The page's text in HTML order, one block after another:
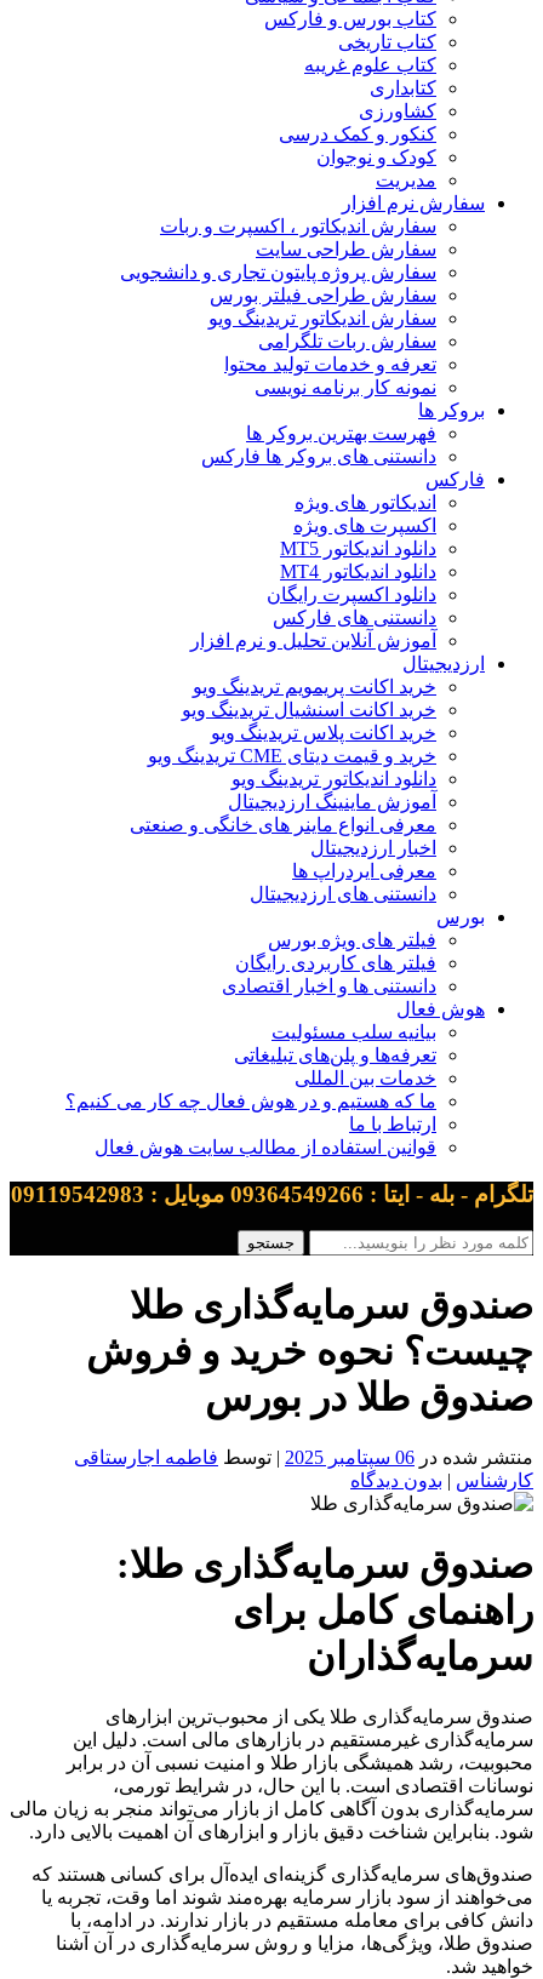
کتاب بورس و فارکس
کتاب تاریخی
کتاب علوم غریبه
کتابداری
کشاورزی
کنکور و کمک‌ درسی
کودک و نوجوان
مدیریت
سفارش نرم افزار
سفارش اندیکاتور ، اکسپرت و ربات
سفارش طراحی سایت
سفارش پروژه پایتون تجاری و دانشجویی
سفارش طراحی فیلتر بورس
سفارش اندیکاتور تریدینگ ویو
سفارش ربات تلگرامی
تعرفه و خدمات تولید محتوا
نمونه کار برنامه نویسی
بروکر ها
فهرست بهترین بروکر ها
دانستنی های بروکر ها فارکس
فارکس
اندیکاتور های ویژه
اکسپرت های ویژه
دانلود اندیکاتور MT5
دانلود اندیکاتور MT4
دانلود اکسپرت رایگان
دانستنی های فارکس
آموزش آنلاین تحلیل و نرم افزار
ارزدیجیتال
خرید اکانت پریمویم تریدینگ ویو
خرید اکانت اسنشیال تریدینگ ویو
خرید اکانت پلاس تریدینگ ویو
خرید و قیمت دیتای CME تریدینگ ویو
دانلود اندیکاتور تریدینگ ویو
آموزش ماینینگ ارزدیجیتال
معرفی انواع ماینر های خانگی و صنعتی
اخبار ارزدیجیتال
معرفی ایردراپ ها
دانستنی های ارزدیجیتال
بورس
فیلتر های ویژه بورس
فیلتر های کاربردی رایگان
دانستنی ها و اخبار اقتصادی
هوش فعال
بیانیه سلب مسئولیت
تعرفه‌ها و پلن‌های تبلیغاتی
خدمات بین المللی
ما که هستیم و در هوش فعال چه کار می کنیم؟
ارتباط با ما
قوانین استفاده از مطالب سایت هوش فعال
تلگرام - بله - ایتا : 09364549266 موبایل : 09119542983
صندوق سرمایه‌گذاری طلا
چیست؟ نحوه خرید و فروش
صندوق طلا در بورس
منتشر شده در 06 سپتامبر 2025 | توسط فاطمه اجارستاقی
کارشناس | بدون دیدگاه
صندوق سرمایه‌گذاری طلا:
راهنمای کامل برای
سرمایه‌گذاران
صندوق سرمایه‌گذاری طلا یکی از محبوب‌ترین ابزارهای
سرمایه‌گذاری غیرمستقیم در بازارهای مالی است. دلیل این
محبوبیت، رشد همیشگی بازار طلا و امنیت نسبی آن در برابر
نوسانات اقتصادی است. با این حال، در شرایط تورمی،
سرمایه‌گذاری بدون آگاهی کامل از بازار می‌تواند منجر به زیان مالی
شود. بنابراین شناخت دقیق بازار و ابزارهای آن اهمیت بالایی دارد.
صندوق‌های سرمایه‌گذاری گزینه‌ای ایده‌آل برای کسانی هستند که
می‌خواهند از سود بازار سرمایه بهره‌مند شوند اما وقت، تجربه یا
دانش کافی برای معامله مستقیم در بازار ندارند. در ادامه، با
صندوق طلا، ویژگی‌ها، مزایا و روش سرمایه‌گذاری در آن آشنا
خواهید شد.